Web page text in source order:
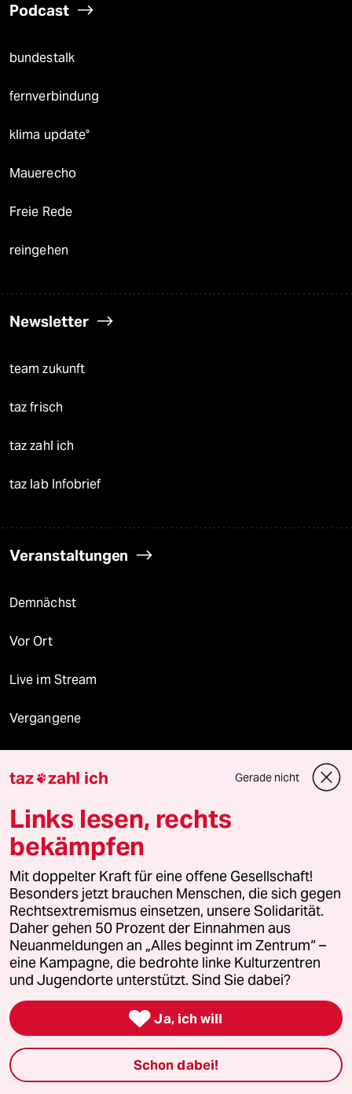
Podcast
bundestalk
fernverbindung
klima update°
Mauerecho
Freie Rede
reingehen
Newsletter
team zukunft
taz frisch
taz zahl ich
taz lab Infobrief
Veranstaltungen
Demnächst
Vor Ort
Live im Stream
Vergangene
Mehr taz Lesestoff
taz Blogs
taz FUTURZWEI
Le Monde diplomatique
taz Archiv
Mehr taz Angebote
taz zahl ich Gerade nicht
Links lesen, rechts
bekämpfen
Mit doppelter Kraft für eine offene Gesellschaft!
Besonders jetzt brauchen Menschen, die sich gegen
Rechtsextremismus einsetzen, unsere Solidarität.
Daher gehen 50 Prozent der Einnahmen aus
Neuanmeldungen an „Alles beginnt im Zentrum“ –
eine Kampagne, die bedrohte linke Kulturzentren
und Jugendorte unterstützt. Sind Sie dabei?
 Ja, ich will
Schon dabei!